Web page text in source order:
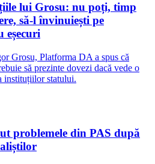
lui Grosu: nu poți, timp
să-l învinuiești pe
eșecuri
Grosu, Platforma DA a spus că
să prezinte dovezi dacă vede o
instituțiilor statului.
problemele din PAS după